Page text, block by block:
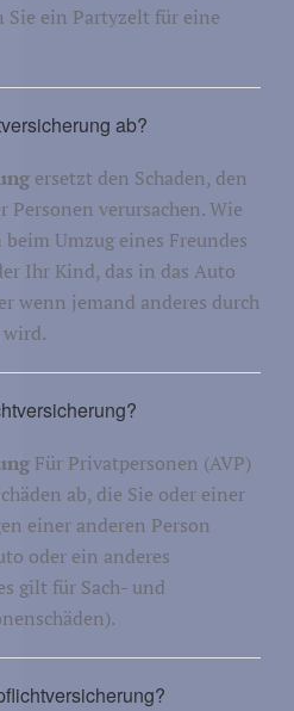
Sie ein Partyzelt für eine
ab?
ersetzt den Schaden, den
Personen verursachen. Wie
Umzug eines Freundes
Ihr Kind, das in das Auto
wenn jemand anderes durch
Für Privatpersonen (AVP)
ab, die Sie oder einer
einer anderen Person
oder ein anderes
gilt für Sach- und